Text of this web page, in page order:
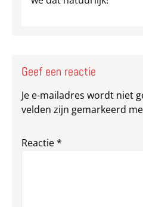
Geef een reactie
Je e-mailadres wordt niet
velden zijn gemarkeerd
Reactie*